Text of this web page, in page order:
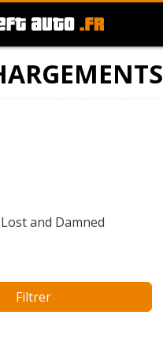
and Damned
Stories
1969
Filtrer